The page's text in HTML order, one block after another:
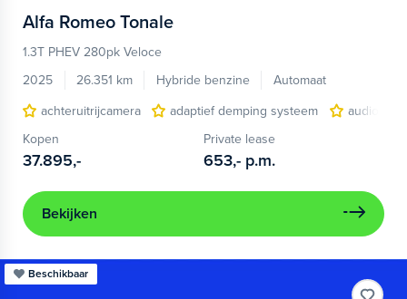
Alfa Romeo Tonale
1.3T PHEV 280pk Veloce
2025
26.351 km Hybride benzine
Automaat
achteruitrijcamera
adaptief demping systeem
audio
Kopen
37.895,-
Private lease
653,- p.m.
Bekijken
Beschikbaar